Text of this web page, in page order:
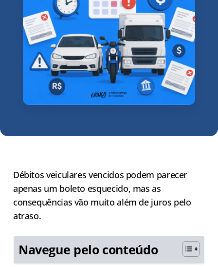
Débitos veiculares vencidos podem parecer
apenas um boleto esquecido, mas as
consequências vão muito além de juros pelo
atraso.
Navegue pelo conteúdo